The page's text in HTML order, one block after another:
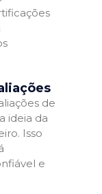
de
ideia da
Isso
e